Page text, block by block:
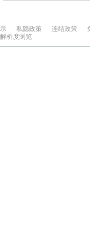
私隐政策 连结政策
析度浏览